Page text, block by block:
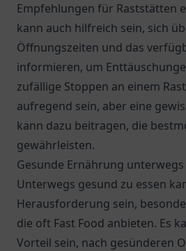
Empfehlungen für Raststätten
kann auch hilfreich sein, sich
Öffnungszeiten und das
informieren, um
zufällige Stoppen an einem
aufregend sein, aber eine
kann dazu beitragen, die
gewährleisten.
Gesunde Ernährung unterwegs
Unterwegs gesund zu essen
Herausforderung sein,
die oft Fast Food anbieten. Es
Vorteil sein, nach gesünderen